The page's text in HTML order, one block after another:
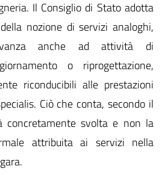
Il Consiglio di Stato adotta
nozione di servizi analoghi,
anche ad attività di
o riprogettazione,
riconducibili alle prestazioni
Ciò che conta, secondo il
concretamente svolta e non la
attribuita ai servizi nella